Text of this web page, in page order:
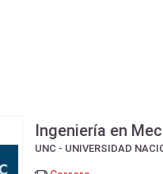
Ingeniería en
UNC - UNIVERSIDAD